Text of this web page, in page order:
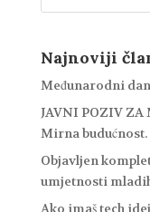
Najnoviji
Međunarodni
JAVNI POZIV ZA
Mirna
Objavljen
umjetnosti
Ako imaš tech